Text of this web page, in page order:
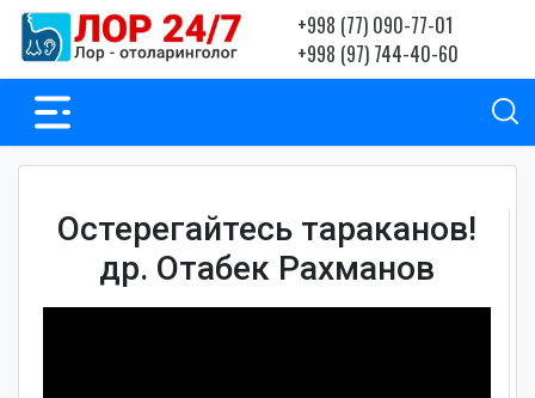
+998 (77) 090-77-01
+998 (97) 744-40-60
Остерегайтесь тараканов!
др. Отабек Рахманов